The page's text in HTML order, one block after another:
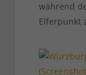
während
Elferpunkt